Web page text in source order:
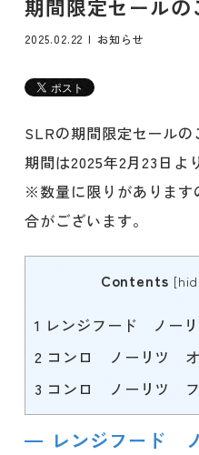
期間限定セールの
2025.02.22 お知らせ
SLRの期間限定セールの
期間は2025年2月23日よ
※数量に限りがあります
合がございます。
Contents [
1 レンジフード ノー
2 コンロ ノーリツ オ
3 コンロ ノーリツ フ
レンジフード